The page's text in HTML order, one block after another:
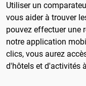
Utiliser un
vous aider à trouver
pouvez effectuer une
notre application
clics, vous aurez
d'hôtels et d'activités